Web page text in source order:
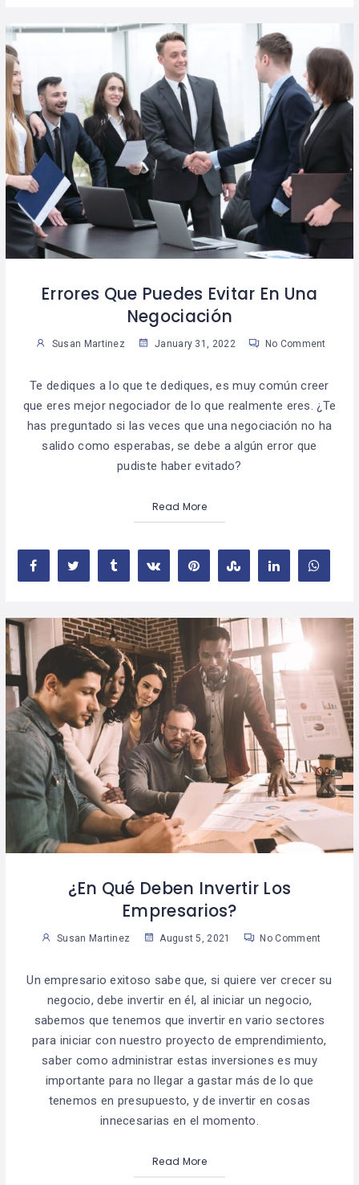
Errores Que Puedes Evitar En Una
Negociación
Susan Martinez January 31, 2022 No Comment
Te dediques a lo que te dediques, es muy común creer
que eres mejor negociador de lo que realmente eres. ¿Te
has preguntado si las veces que una negociación no ha
salido como esperabas, se debe a algún error que
pudiste haber evitado?
Read More
¿En Qué Deben Invertir Los
Empresarios?
Susan Martinez August 5, 2021 No Comment
Un empresario exitoso sabe que, si quiere ver crecer su
negocio, debe invertir en él, al iniciar un negocio,
sabemos que tenemos que invertir en vario sectores
para iniciar con nuestro proyecto de emprendimiento,
saber como administrar estas inversiones es muy
importante para no llegar a gastar más de lo que
tenemos en presupuesto, y de invertir en cosas
innecesarias en el momento.
Read More